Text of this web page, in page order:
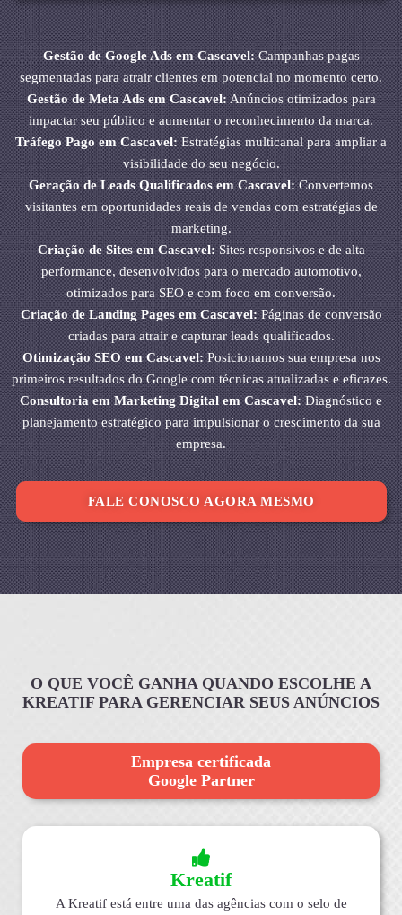
Gestão de Google Ads em Cascavel:Campanhas pagas
segmentadas para atrair clientes em potencial no momento certo.
Gestão de Meta Ads em Cascavel:Anúncios otimizados para
impactar seu público e aumentar o reconhecimento da marca.
Tráfego Pago em Cascavel:Estratégias multicanal para ampliar a
visibilidade do seu negócio.
Geração de Leads Qualificados em Cascavel:Convertemos
visitantes em oportunidades reais de vendas com estratégias de
marketing.
Criação de Sites em Cascavel:Sites responsivos e de alta
performance, desenvolvidos para o mercado automotivo,
otimizados para SEO e com foco em conversão.
Criação de Landing Pages em Cascavel:Páginas de conversão
criadas para atrair e capturar leads qualificados.
Otimização SEO em Cascavel:Posicionamos sua empresa nos
primeiros resultados do Google com técnicas atualizadas e eficazes.
Consultoria em Marketing Digital em Cascavel:Diagnóstico e
planejamento estratégico para impulsionar o crescimento da sua
empresa.
FALE CONOSCO AGORA MESMO
O QUE VOCÊ GANHA QUANDO ESCOLHE A
KREATIF PARA GERENCIAR SEUS ANÚNCIOS
Empresa certificada
Google Partner
Kreatif
A Kreatif está entre uma das agências com o selo de